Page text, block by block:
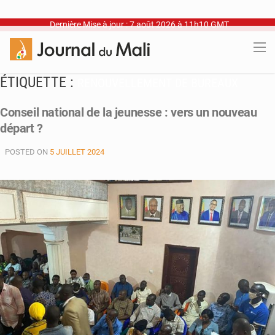
Dernière Mise à jour : 7 août 2026 à 11h10 GMT
ÉTIQUETTE :
Conseil national de la jeunesse : vers un nouveau
départ ?
POSTED ON 5 JUILLET 2024